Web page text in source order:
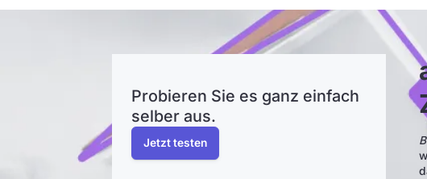
Probieren Sie es ganz einfach
selber aus.
Jetzt testen